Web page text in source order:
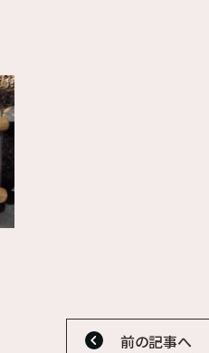
前の記事へ